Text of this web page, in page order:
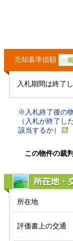
売却基準価額
入札期間は終了
※入札終了後の
（入札が終了し
該当するか）
この物件の裁
所在地・
所在地
評価書上の交通